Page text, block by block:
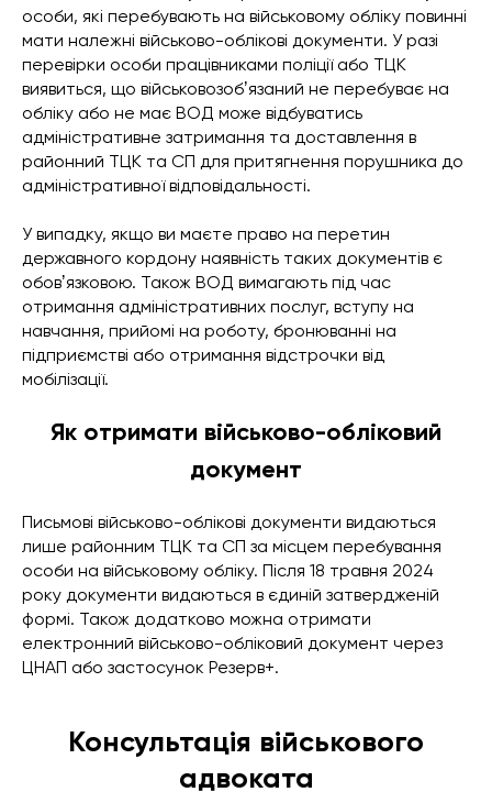
особи, які перебувають на військовому обліку повинні
мати належні військово-облікові документи. У разі
перевірки особи працівниками поліції або ТЦК
виявиться, що військовозобʼязаний не перебуває на
обліку або не має ВОД може відбуватись
адміністративне затримання та доставлення в
районний ТЦК та СП для притягнення порушника до
адміністративної відповідальності.
У випадку, якщо ви маєте право на перетин
державного кордону наявність таких документів є
обовʼязковою. Також ВОД вимагають під час
отримання адміністративних послуг, вступу на
навчання, прийомі на роботу, бронюванні на
підприємстві або отримання відстрочки від
мобілізації.
Як отримати військово-обліковий
документ
Письмові військово-облікові документи видаються
лише районним ТЦК та СП за місцем перебування
особи на військовому обліку. Після 18 травня 2024
року документи видаються в єдиній затвердженій
формі. Також додатково можна отримати
електронний військово-обліковий документ через
ЦНАП або застосунок Резерв+.
Консультація військового
адвоката